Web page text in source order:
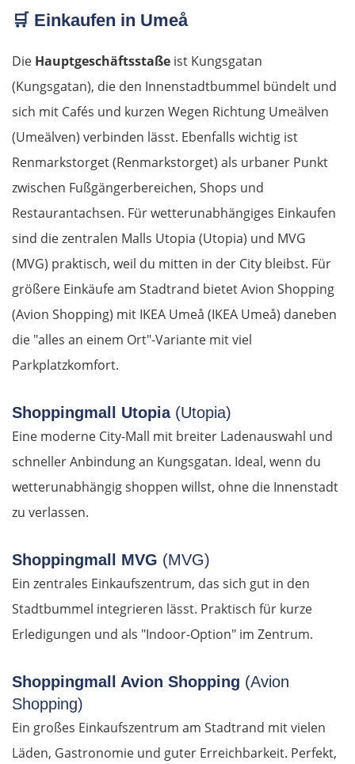
🛒 Einkaufen in Umeå
Die Hauptgeschäftsstaße ist Kungsgatan
(Kungsgatan), die den Innenstadtbummel bündelt und
sich mit Cafés und kurzen Wegen Richtung Umeälven
(Umeälven) verbinden lässt. Ebenfalls wichtig ist
Renmarkstorget (Renmarkstorget) als urbaner Punkt
zwischen Fußgängerbereichen, Shops und
Restaurantachsen. Für wetterunabhängiges Einkaufen
sind die zentralen Malls Utopia (Utopia) und MVG
(MVG) praktisch, weil du mitten in der City bleibst. Für
größere Einkäufe am Stadtrand bietet Avion Shopping
(Avion Shopping) mit IKEA Umeå (IKEA Umeå) daneben
die "alles an einem Ort"-Variante mit viel
Parkplatzkomfort.
Shoppingmall Utopia (Utopia)
Eine moderne City-Mall mit breiter Ladenauswahl und
schneller Anbindung an Kungsgatan. Ideal, wenn du
wetterunabhängig shoppen willst, ohne die Innenstadt
zu verlassen.
Shoppingmall MVG (MVG)
Ein zentrales Einkaufszentrum, das sich gut in den
Stadtbummel integrieren lässt. Praktisch für kurze
Erledigungen und als "Indoor-Option" im Zentrum.
Shoppingmall Avion Shopping (Avion
Shopping)
Ein großes Einkaufszentrum am Stadtrand mit vielen
Läden, Gastronomie und guter Erreichbarkeit. Perfekt,
Schumen
Warna
Burgas
Elchowo
Kardschali
Griechenland
Kavala
Asprovalta
Thessaloniki
Katerini
Elassona
Kalambaka
Meteora-Klöster
Karditsa